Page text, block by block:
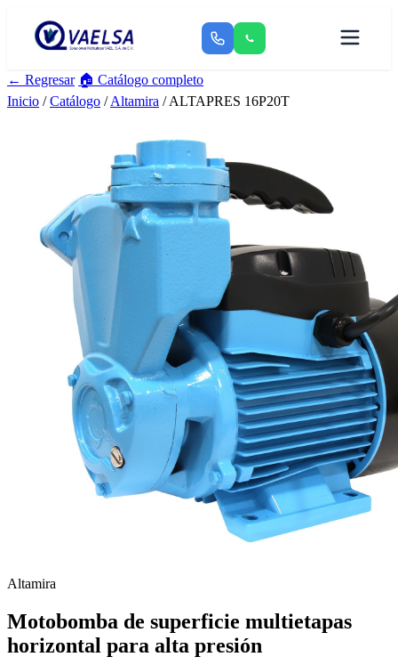
← Regresar 🏠 Catálogo completo
Inicio /Catálogo /Altamira / ALTAPRES 16P20T
Altamira
Motobomba de superficie multietapas
horizontal para alta presión